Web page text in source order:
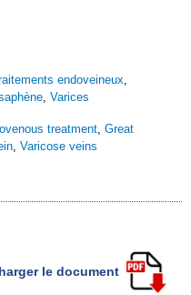
endoveineux
Varices
treatment Great
Varicose veins
le document